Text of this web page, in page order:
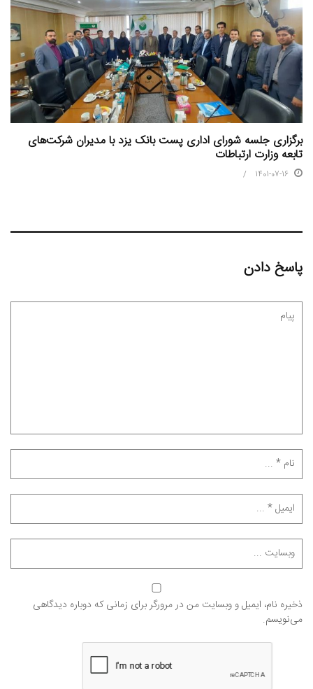
برگزاری جلسه شورای اداری پست بانک یزد با مدیران شرکت‌های
تابعه وزارت ارتباطات
1401-07-16
پاسخ دادن
ذخیره نام، ایمیل و وبسایت من در مرورگر برای زمانی که دوباره دیدگاهی
می‌نویسم.